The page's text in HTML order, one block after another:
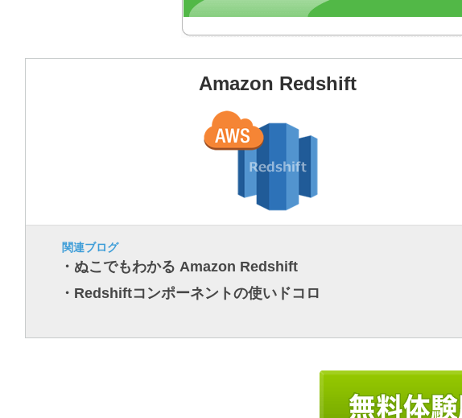
Amazon Redshift
関連ブログ
・ぬこでもわかる Amazon Redshift
・Redshiftコンポーネントの使いドコロ